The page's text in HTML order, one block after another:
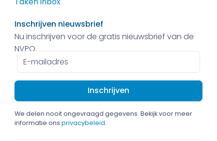
Inschrijven nieuwsbrief
Nu inschrijven voor de gratis nieuwsbrief van de
NVPO.
E-
mailadres
We delen nooit ongevraagd gegevens. Bekijk voor meer
informatie ons privacybeleid.